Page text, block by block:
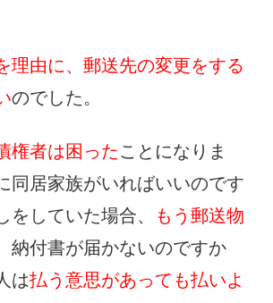
理由に、郵送先の変更をする
のでした。
権者は困ったことになりま
同居家族がいればいいのです
をしていた場合、
もう郵送物
納付書が届かないのですか
は払う意思があっても払いよ